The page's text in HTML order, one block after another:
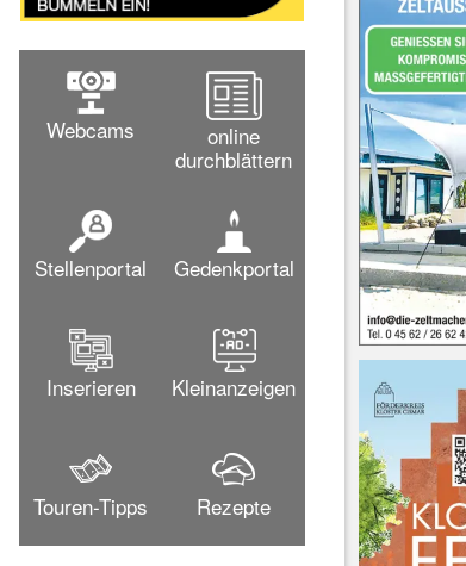
Jörg Henkel, Detlef Schnoor und
Webcams
online
durchblättern
Stellenportal Gedenkportal
Inserieren Kleinanzeigen
Touren-Tipps Rezepte